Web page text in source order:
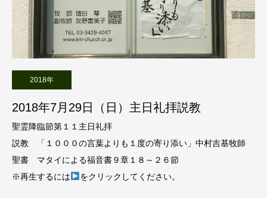
2018年
2018年7月29日（日）主日礼拝説教
聖霊降臨節第１１主日礼拝
説教 「１０００の言葉よりも１度の寄り添い」中村吉基牧師
聖書 マタイによる福音書９章１８～２６節
※再生するには
をクリックしてください。